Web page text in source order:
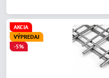
AKCIA
VÝPREDAJ
-5%